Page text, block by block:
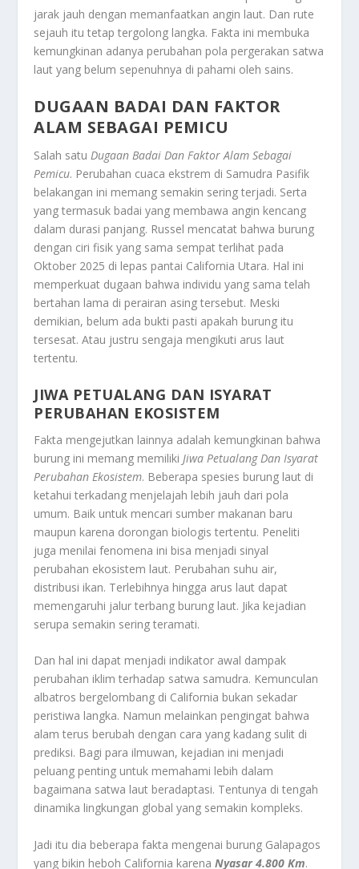
jarak jauh dengan memanfaatkan angin laut. Dan rute
sejauh itu tetap tergolong langka. Fakta ini membuka
kemungkinan adanya perubahan pola pergerakan satwa
laut yang belum sepenuhnya di pahami oleh sains.
DUGAAN BADAI DAN FAKTOR
ALAM SEBAGAI PEMICU
Salah satuDugaan Badai Dan Faktor Alam Sebagai
Pemicu. Perubahan cuaca ekstrem di Samudra Pasifik
belakangan ini memang semakin sering terjadi. Serta
yang termasuk badai yang membawa angin kencang
dalam durasi panjang. Russel mencatat bahwa burung
dengan ciri fisik yang sama sempat terlihat pada
Oktober 2025 di lepas pantai California Utara. Hal ini
memperkuat dugaan bahwa individu yang sama telah
bertahan lama di perairan asing tersebut. Meski
demikian, belum ada bukti pasti apakah burung itu
tersesat. Atau justru sengaja mengikuti arus laut
tertentu.
JIWA PETUALANG DAN ISYARAT
PERUBAHAN EKOSISTEM
Fakta mengejutkan lainnya adalah kemungkinan bahwa
burung ini memang memiliki Jiwa Petualang Dan Isyarat
Perubahan Ekosistem. Beberapa spesies burung laut di
ketahui terkadang menjelajah lebih jauh dari pola
umum. Baik untuk mencari sumber makanan baru
maupun karena dorongan biologis tertentu. Peneliti
juga menilai fenomena ini bisa menjadi sinyal
perubahan ekosistem laut. Perubahan suhu air,
distribusi ikan. Terlebihnya hingga arus laut dapat
memengaruhi jalur terbang burung laut. Jika kejadian
serupa semakin sering teramati.
Dan hal ini dapat menjadi indikator awal dampak
perubahan iklim terhadap satwa samudra. Kemunculan
albatros bergelombang di California bukan sekadar
peristiwa langka. Namun melainkan pengingat bahwa
alam terus berubah dengan cara yang kadang sulit di
prediksi. Bagi para ilmuwan, kejadian ini menjadi
peluang penting untuk memahami lebih dalam
bagaimana satwa laut beradaptasi. Tentunya di tengah
dinamika lingkungan global yang semakin kompleks.
Jadi itu dia beberapa fakta mengenai burung Galapagos
yang bikin heboh California karenaNyasar 4.800 Km.